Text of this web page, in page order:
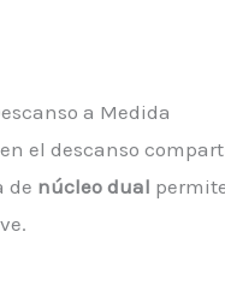
a Medida
el descanso
de núcleo dual